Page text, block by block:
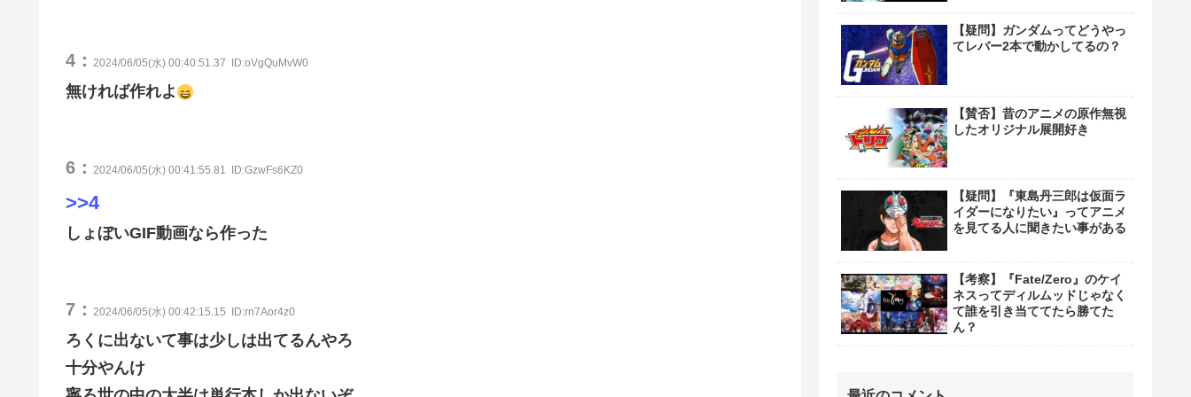
4： 2024/06/05(水) 00:40:51.37 ID:oVgQuMvW0
無ければ作れよ
6： 2024/06/05(水) 00:41:55.81 ID:GzwFs6KZ0
>>4
しょぼいGIF動画なら作った
7： 2024/06/05(水) 00:42:15.15 ID:rn7Aor4z0
ろくに出ないて事は少しは出てるんやろ
十分やんけ
【疑問】ガンダムってどうやっ
てレバー2本で動かしてるの？
【賛否】昔のアニメの原作無視
したオリジナル展開好き
【疑問】『東島丹三郎は仮面ラ
イダーになりたい』ってアニメ
を見てる人に聞きたい事がある
【考察】『Fate/Zero』のケイ
ネスってディルムッドじゃなく
て誰を引き当ててたら勝てた
ん？